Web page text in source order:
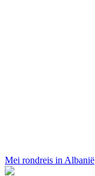
Mei rondreis in Albanië